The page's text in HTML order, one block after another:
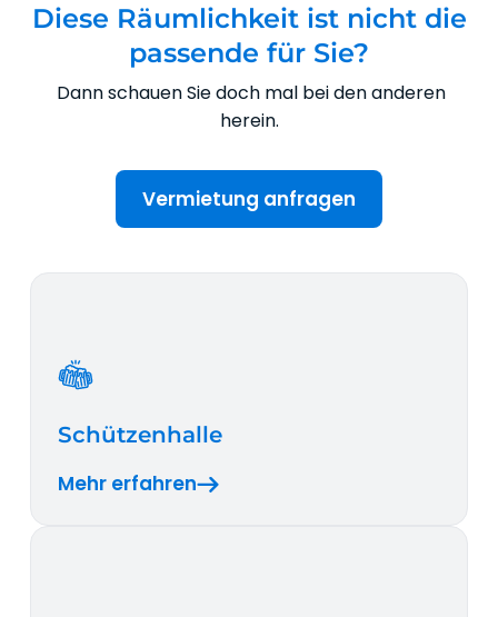
Diese Räumlichkeit ist nicht die
passende für Sie?
Dann schauen Sie doch mal bei den anderen
herein.
Vermietung anfragen
Schützenhalle
Mehr erfahren